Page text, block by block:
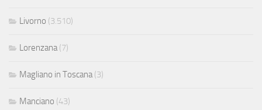
Livorno (3.510)
Lorenzana (7)
Magliano in Toscana (3)
Manciano (43)